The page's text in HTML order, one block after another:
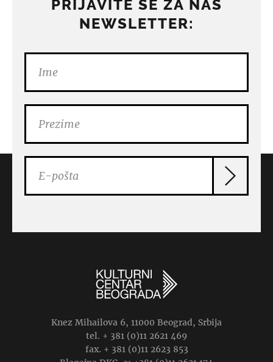
PRIJAVITE SE ZA NAŠ
NEWSLETTER:
Knez Mihailova 6, 11000 Beograd, Srbija
tel. + 381 (0)11 2621 469
fax. + 381 (0)11 2623 853